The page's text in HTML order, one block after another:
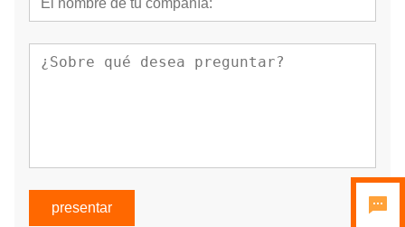
presentar